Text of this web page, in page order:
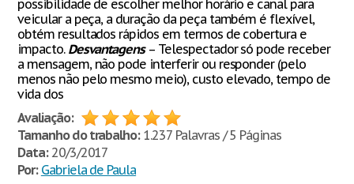
possibilidade de escolher melhor horário e canal para
veicular a peça, a duração da peça também é flexível,
obtém resultados rápidos em termos de cobertura e
impacto. Desvantagens– Telespectador só pode receber
a mensagem, não pode interferir ou responder (pelo
menos não pelo mesmo meio), custo elevado, tempo de
vida dos
Avaliação:
Tamanho do trabalho:1.237 Palavras / 5 Páginas
Data:20/3/2017
Por: Gabriela de Paula